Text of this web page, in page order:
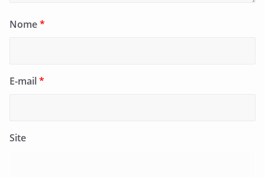
Nome*
E-mail*
Site